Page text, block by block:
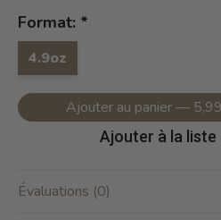
Format: *
4.9oz
Ajouter au
Ajouter à la liste
Évaluations (0)